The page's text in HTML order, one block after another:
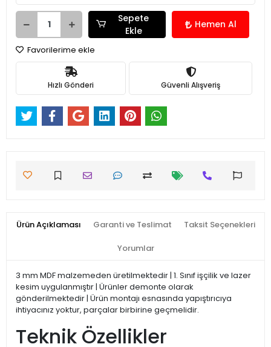
Sepete
Ekle
Hemen Al
Favorilerime ekle
Hızlı Gönderi Güvenli Alışveriş
Ürün Açıklaması Garanti ve Teslimat Taksit Seçenekleri
Yorumlar
3 mm MDF malzemeden üretilmektedir | 1. Sınıf işçilik ve lazer
kesim uygulanmıştır | Ürünler demonte olarak
gönderilmektedir | Ürün montajı esnasında yapıştırıcıya
ihtiyacınız yoktur, parçalar birbirine geçmelidir.
Teknik Özellikler